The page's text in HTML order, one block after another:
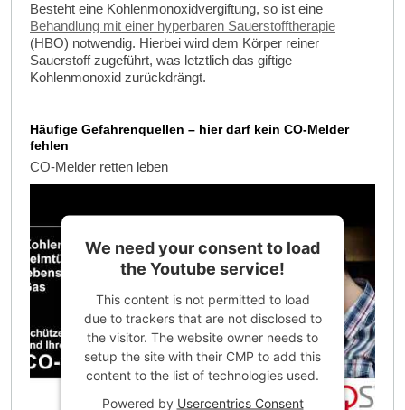
Besteht eine Kohlenmonoxidvergiftung, so ist eine
Behandlung mit einer hyperbaren Sauerstofftherapie
(HBO) notwendig. Hierbei wird dem Körper reiner
Sauerstoff zugeführt, was letztlich das giftige
Kohlenmonoxid zurückdrängt.
Häufige Gefahrenquellen – hier darf kein CO-Melder
fehlen
CO-Melder retten leben
We need your consent to load
the Youtube service!
This content is not permitted to load
due to trackers that are not disclosed to
the visitor. The website owner needs to
setup the site with their CMP to add this
content to the list of technologies used.
Powered by Usercentrics Consent